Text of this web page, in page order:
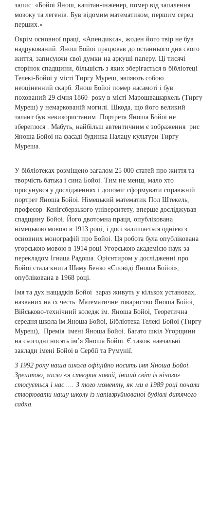
запис: «Бойоі Янош, капітан-інженер, помер від запалення
мозоку та легенів. Був відомим математиком, першим серед
перших.»
Окрім основної праці, «Апендикса», жоден його твір не був
надрукований. Янош Бойоі працював до останнього дня свого
життя, записуючи свої думки на аркуші паперу. Ці тисячі
сторінок спадщини, більшість з яких зберігається в бібліотеці
Телекі-Бойоі у місті Тиргу Муреш, являють собою
неоціненний скарб. Янош Бойоі помер насамоті і був
похований 29 січня 1860 року в місті Марошвашархель (Тиргу
Муреш) у немаркованій могилі. Шкода, що його великий
талант був невикористаним. Портрета Яноша Бойоі не
збереглося . Мабуть, найбільш автентичним є зображення рис
Яноша Бойоі на фасаді будинка Палацу культури Тиргу
Муреша.
У бібліотеках розміщено загалом 25 000 статей про життя та
творчість батька і сина Бойоі. Тим не менш, мало хто
просунувся у дослідженнях і допоміг сформувати справжній
портрет Яноша Бойоі. Німецький математик Пол Штекель,
професор Кенігсберзького університету, вперше досліджував
спадщину Бойоі. Його двотомна праця, опублікована
німецькою мовою в 1913 році, і досі залишається однією з
основних монографій про Бойоі. Ця робота була опублікована
угорською мовою в 1914 році Угорською академією наук за
перекладом Ігнаца Радоша. Орієнтиром у дослідженні про
Бойоі стала книга Шаму Бенко «Сповіді Яноша Бойоі»,
опублікована в 1968 році.
Імя та дух нащадків Бойоі зараз живуть у кількох установах,
названих на їх честь: Математичне товариство Яноша Бойоі,
Військово-технічний коледж ім. Яноша Бойоі, Теоретична
середня школа ім.Яноша Бойоі, Бібліотека Телекі-Бойоі (Тиргу
Муреш), Премія імені Яноша Бойоі. Багато шкіл Угорщини
на сьогодні носять ім’я Яноша Бойоі. Є також навчальні
заклади імені Бойоі в Сербії та Румунії.
З 1992 року наша школа офіційно носить імя Яноша Бойоі.
Зрештою, гасло «я створив новий, інший світ із нічого»
стосується і нас .... З того моменту, як ми в 1989 році почали
створювати нашу школу із напівзруйнованої будівлі дитячого
садка.